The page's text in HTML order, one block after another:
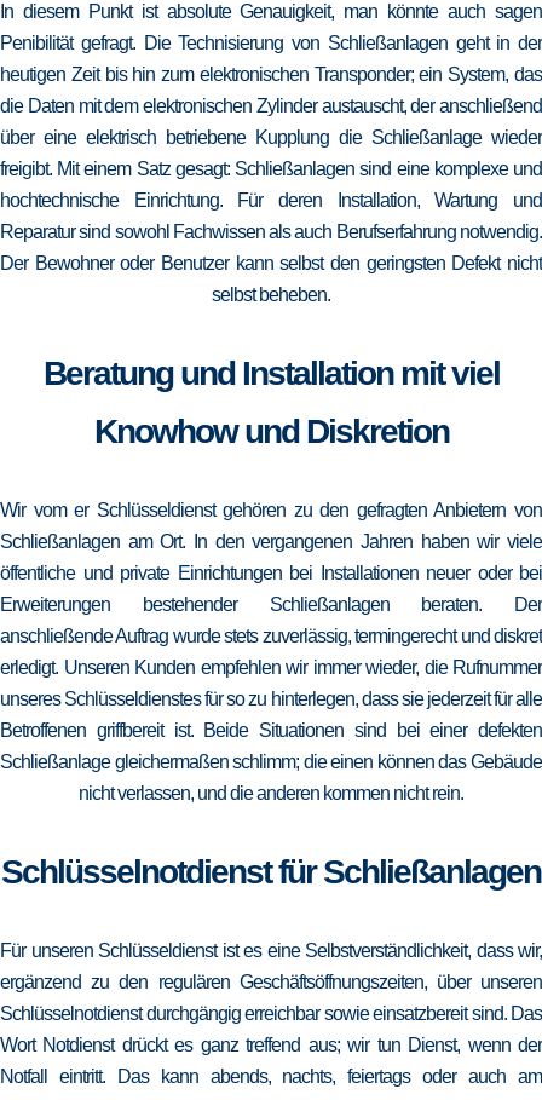
In diesem Punkt ist absolute Genauigkeit, man könnte auch sagen
Penibilität gefragt. Die Technisierung von Schließanlagen geht in der
heutigen Zeit bis hin zum elektronischen Transponder; ein System, das
die Daten mit dem elektronischen Zylinder austauscht, der anschließend
über eine elektrisch betriebene Kupplung die Schließanlage wieder
freigibt. Mit einem Satz gesagt: Schließanlagen sind eine komplexe und
hochtechnische Einrichtung. Für deren Installation, Wartung und
Reparatur sind sowohl Fachwissen als auch Berufserfahrung notwendig.
Der Bewohner oder Benutzer kann selbst den geringsten Defekt nicht
selbst beheben.
Beratung und Installation mit viel
Knowhow und Diskretion
Wir vom er Schlüsseldienst gehören zu den gefragten Anbietern von
Schließanlagen am Ort. In den vergangenen Jahren haben wir viele
öffentliche und private Einrichtungen bei Installationen neuer oder bei
Erweiterungen bestehender Schließanlagen beraten. Der
anschließende Auftrag wurde stets zuverlässig, termingerecht und diskret
erledigt. Unseren Kunden empfehlen wir immer wieder, die Rufnummer
unseres Schlüsseldienstes für so zu hinterlegen, dass sie jederzeit für alle
Betroffenen griffbereit ist. Beide Situationen sind bei einer defekten
Schließanlage gleichermaßen schlimm; die einen können das Gebäude
nicht verlassen, und die anderen kommen nicht rein.
Schlüsselnotdienst für Schließanlagen
Für unseren Schlüsseldienst ist es eine Selbstverständlichkeit, dass wir,
ergänzend zu den regulären Geschäftsöffnungszeiten, über unseren
Schlüsselnotdienst durchgängig erreichbar sowie einsatzbereit sind. Das
Wort Notdienst drückt es ganz treffend aus; wir tun Dienst, wenn der
Notfall eintritt. Das kann abends, nachts, feiertags oder auch am